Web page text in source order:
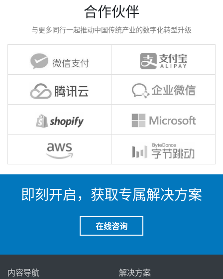
合作伙伴
与更多同行一起推动中国传统产业的数字化转型升级
即刻开启，获取专属解决方案
在线咨询
内容导航 解决方案